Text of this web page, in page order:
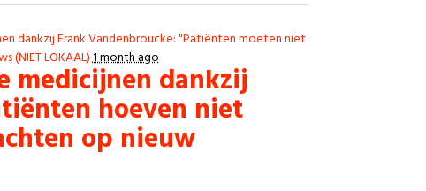
dankzij Frank Vandenbroucke: "Patiënten moeten niet
(NIET LOKAAL)1 month ago
medicijnen dankzij
hoeven niet
op nieuw